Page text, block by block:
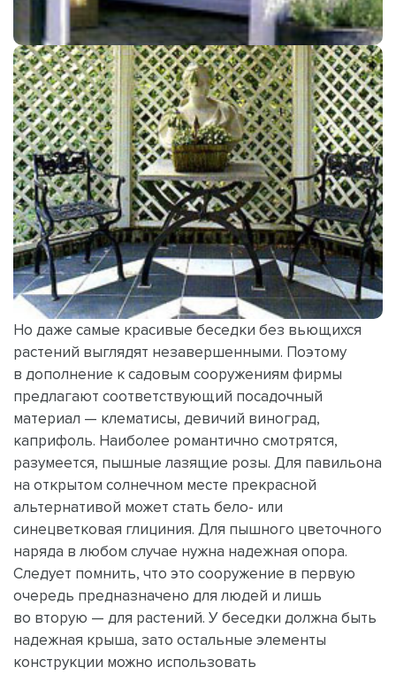
Но даже самые красивые беседки без вьющихся
растений выглядят незавершенными. Поэтому
в дополнение к садовым сооружениям фирмы
предлагают соответствующий посадочный
материал — клематисы, девичий виноград,
каприфоль. Наиболее романтично смотрятся,
разумеется, пышные лазящие розы. Для павильона
на открытом солнечном месте прекрасной
альтернативой может стать бело- или
синецветковая глициния. Для пышного цветочного
наряда в любом случае нужна надежная опора.
Следует помнить, что это сооружение в первую
очередь предназначено для людей и лишь
во вторую — для растений. У беседки должна быть
надежная крыша, зато остальные элементы
конструкции можно использовать